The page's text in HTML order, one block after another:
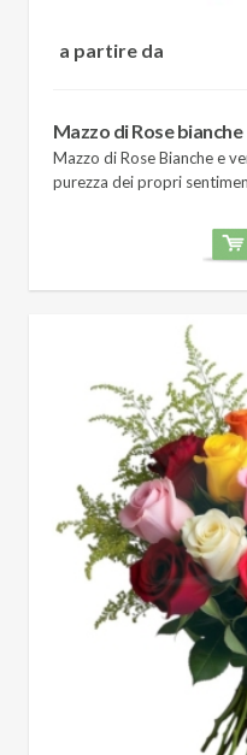
a partire da
Mazzo di Rose bianche
Mazzo di Rose Bianche e
purezza dei propri